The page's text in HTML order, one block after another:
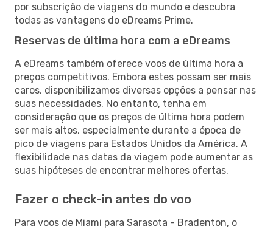
por subscrição de viagens do mundo e descubra
todas as vantagens do eDreams Prime.
Reservas de última hora com a eDreams
A eDreams também oferece voos de última hora a
preços competitivos. Embora estes possam ser mais
caros, disponibilizamos diversas opções a pensar nas
suas necessidades. No entanto, tenha em
consideração que os preços de última hora podem
ser mais altos, especialmente durante a época de
pico de viagens para Estados Unidos da América. A
flexibilidade nas datas da viagem pode aumentar as
suas hipóteses de encontrar melhores ofertas.
Fazer o check-in antes do voo
Para voos de Miami para Sarasota - Bradenton, o